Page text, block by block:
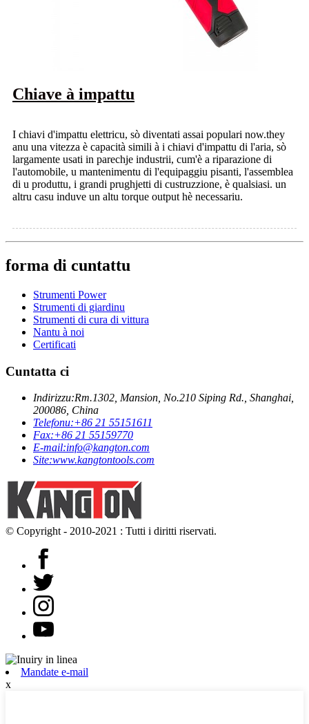
Chiave à impattu
I chiavi d'impattu elettricu, sò diventati assai populari now.they
anu una vitezza è capacità simili à i chiavi d'impattu di l'aria, sò
largamente usati in parechje industrii, cum'è a riparazione di
l'automobile, u mantenimentu di l'equipaggiu pisanti, l'assemblea
di u produttu, i grandi prughjetti di custruzzione, è qualsiasi. un
altru casu induve un altu torque output hè necessariu.
forma di cuntattu
Strumenti Power
Strumenti di giardinu
Strumenti di cura di vittura
Nantu à noi
Certificati
Cuntatta ci
Indirizzu:Rm.1302, Mansion, No.210 Siping Rd., Shanghai,
200086, China
Telefonu:+86 21 55151611
Fax:+86 21 55159770
E-mail:info@kangton.com
Site:www.kangtontools.com
© Copyright - 2010-2021 : Tutti i diritti riservati.
Mandate e-mail
x